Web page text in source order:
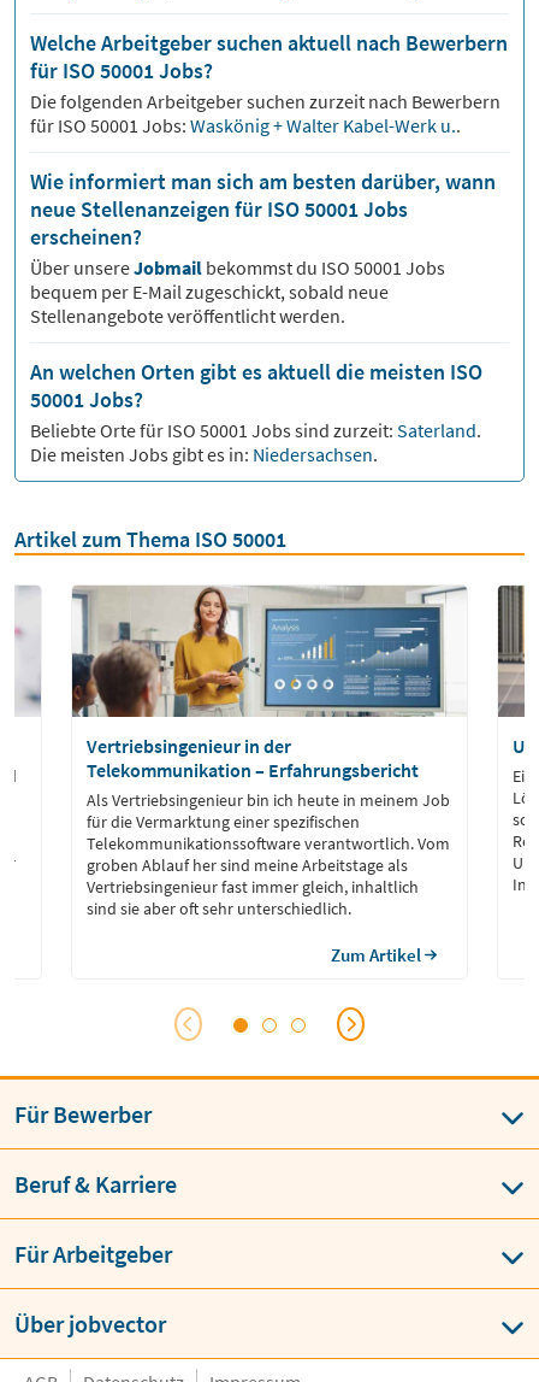
Welche Arbeitgeber suchen aktuell nach Bewerbern
für ISO 50001 Jobs?
Die folgenden Arbeitgeber suchen zurzeit nach Bewerbern
für ISO 50001 Jobs: Waskönig + Walter Kabel-Werk u..
Wie informiert man sich am besten darüber, wann
neue Stellenanzeigen für ISO 50001 Jobs
erscheinen?
Über unsereJobmail bekommst du ISO 50001 Jobs
bequem per E-Mail zugeschickt, sobald neue
Stellenangebote veröffentlicht werden.
An welchen Orten gibt es aktuell die meisten ISO
50001 Jobs?
Beliebte Orte für ISO 50001 Jobs sind zurzeit: Saterland.
Die meisten Jobs gibt es in: Niedersachsen.
Artikel zum Thema ISO 50001
Vertriebsingenieur in der
Telekommunikation – Erfahrungsbericht
Als Vertriebsingenieur bin ich heute in meinem Job
für die Vermarktung einer spezifischen
Telekommunikationssoftware verantwortlich. Vom
groben Ablauf her sind meine Arbeitstage als
Vertriebsingenieur fast immer gleich, inhaltlich
sind sie aber oft sehr unterschiedlich.
Zum Artikel
Für Bewerber
Beruf & Karriere
Für Arbeitgeber
Über jobvector